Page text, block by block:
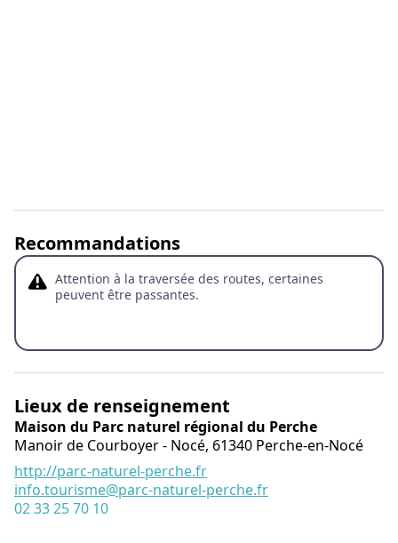
Recommandations
Attention à la traversée des routes, certaines
peuvent être passantes.
Lieux de renseignement
Maison du Parc naturel régional du Perche
Manoir de Courboyer - Nocé, 61340 Perche-en-Nocé
http://parc-naturel-perche.fr
info.tourisme@parc-naturel-perche.fr
02 33 25 70 10